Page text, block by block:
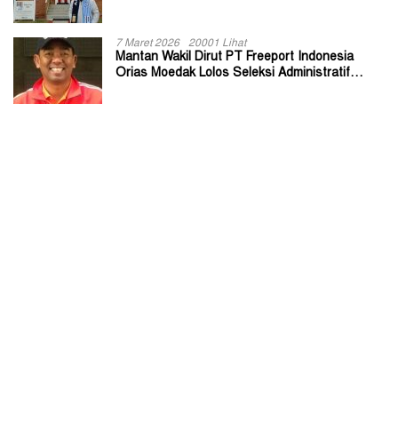
7 Maret 2026 20001 Lihat
Mantan Wakil Dirut PT Freeport Indonesia
Orias Moedak Lolos Seleksi Administratif